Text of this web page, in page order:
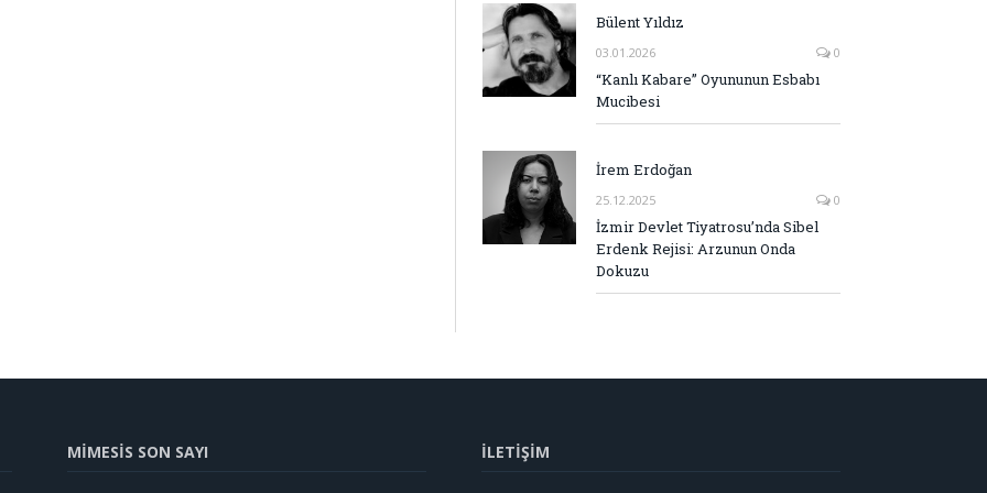
Bülent Yıldız
03.01.2026 0
“Kanlı Kabare” Oyununun Esbabı
Mucibesi
İrem Erdoğan
25.12.2025 0
İzmir Devlet Tiyatrosu’nda Sibel
Erdenk Rejisi: Arzunun Onda
Dokuzu
MİMESİS SON SAYI İLETİŞİM